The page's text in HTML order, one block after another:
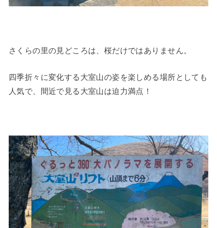
さくらの里の見どころは、桜だけではありません。
四季折々に変化する大室山の姿を楽しめる場所としても
人気で、間近で見る大室山は迫力満点！